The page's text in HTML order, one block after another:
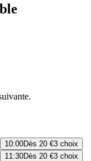
10:00Dès 20 €3 choix
11:30Dès 20 €3 choix